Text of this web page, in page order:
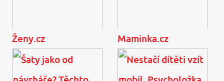
Marta Kubišová: Úmorná
vedra si vyžádala krutou
oběť
Zlatá dietní hodina: Co to
je a jak díky ní zhubnout
9 kilo za 3 měsíce?
Ženy.cz Maminka.cz